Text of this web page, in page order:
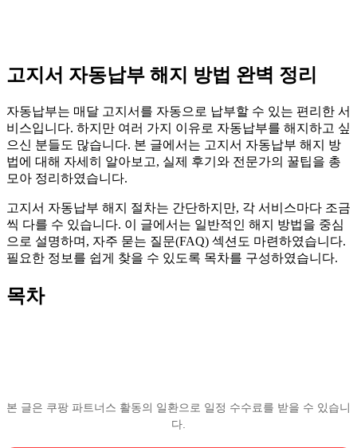
고지서 자동납부 해지 방법 완벽 정리
자동납부는 매달 고지서를 자동으로 납부할 수 있는 편리한 서
비스입니다. 하지만 여러 가지 이유로 자동납부를 해지하고 싶
으신 분들도 많습니다. 본 글에서는 고지서 자동납부 해지 방
법에 대해 자세히 알아보고, 실제 후기와 전문가의 꿀팁을 총
모아 정리하였습니다.
고지서 자동납부 해지 절차는 간단하지만, 각 서비스마다 조금
씩 다를 수 있습니다. 이 글에서는 일반적인 해지 방법을 중심
으로 설명하며, 자주 묻는 질문(FAQ) 섹션도 마련하였습니다.
필요한 정보를 쉽게 찾을 수 있도록 목차를 구성하였습니다.
목차
본 글은 쿠팡 파트너스 활동의 일환으로 일정 수수료를 받을 수 있습니
다.